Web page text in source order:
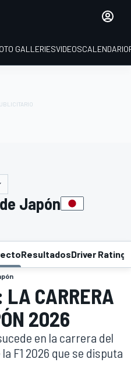
GALLERIESVIDEOSCALENDARIO
Japón
ResultadosDriver Ratings
LA CARRERA
2026
en la carrera del
F1 2026 que se disputa